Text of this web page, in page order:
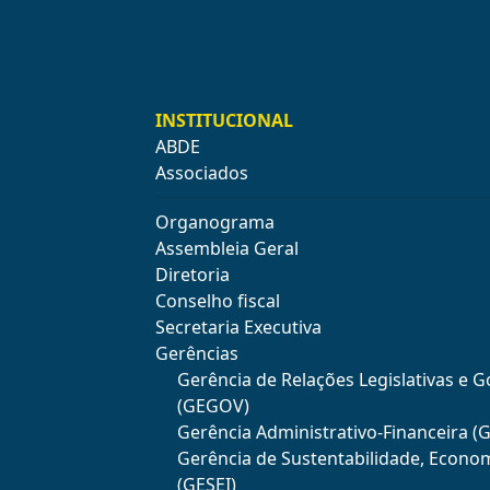
INSTITUCIONAL
ABDE
Associados
Organograma
Assembleia Geral
Diretoria
Conselho fiscal
Secretaria Executiva
Gerências
Gerência de Relações Legislativas e
(GEGOV)
Gerência Administrativo-Financeira
Gerência de Sustentabilidade,
(GESEI)